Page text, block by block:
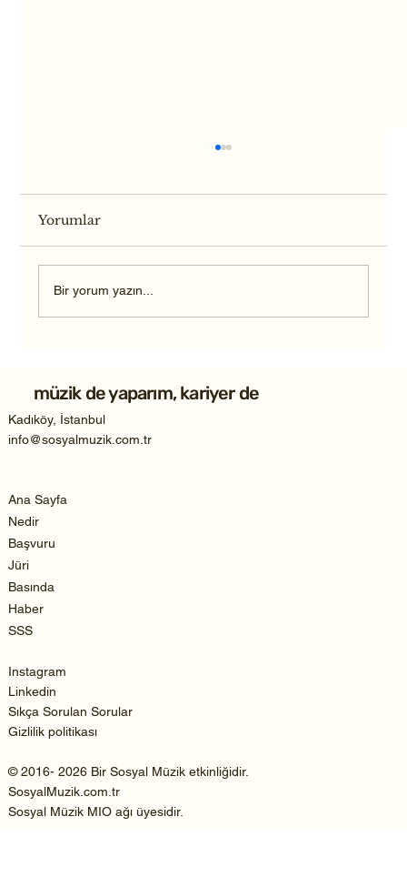
Yorumlar
Bir yorum yazın...
müzik de yaparım, kariyer de
Kadıköy, İstanbul
info@sosyalmuzik.com.tr
Ana Sayfa
Nedir
Başvuru
Jüri
Basında
Haber
SSS
Instagram
Linkedin
Sıkça Sorulan Sorular
Gizlilik politikası
© 2016- 2026 Bir Sosyal Müzik etkinliğidir.
SosyalMuzik.com.tr
Sosyal Müzik MIO ağı üyesidir.